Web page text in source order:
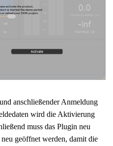
anschließender Anmeldung
wird die Aktivierung
muss das Plugin neu
geöffnet werden, damit die